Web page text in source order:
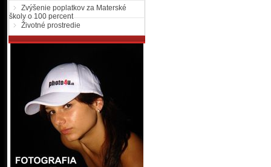
Zvýšenie poplatkov za Materské
školy o 100 percent
Životné prostredie